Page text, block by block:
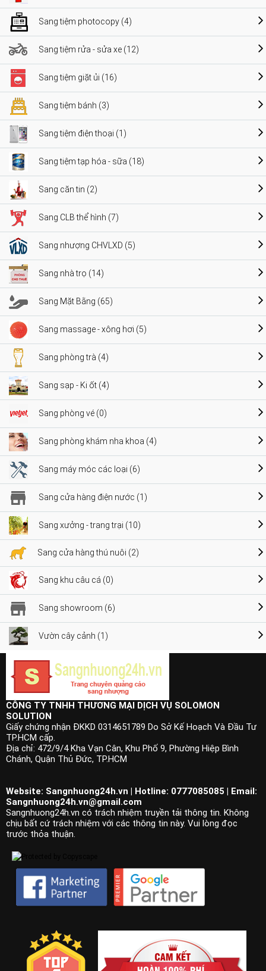
Sang tiệm photocopy (4)
Sang tiệm rửa - sửa xe (12)
Sang tiệm giặt ủi (16)
Sang tiệm bánh (3)
Sang tiệm điện thoại (1)
Sang tiệm tạp hóa - sữa (18)
Sang căn tin (2)
Sang CLB thể hình (7)
Sang nhượng CHVLXD (5)
Sang nhà trọ (14)
Sang Mặt Bằng (65)
Sang massage - xông hơi (5)
Sang phòng trà (4)
Sang sạp - Ki ốt (4)
Sang phòng vé (0)
Sang phòng khám nha khoa (4)
Sang máy móc các loại (6)
Sang cửa hàng điện nước (1)
Sang xưởng - trang trại (10)
Sang cửa hàng thú nuôi (2)
Sang khu câu cá (0)
Sang showroom (6)
Vườn cây cảnh (1)
CÔNG TY TNHH THƯƠNG MẠI DỊCH VỤ SOLOMON
SOLUTION
Giấy chứng nhận ĐKKD 0314651789 Do Sở Kế Hoạch Và Đầu Tư
TP.HCM cấp.
Địa chỉ: 472/9/4 Kha Vạn Cân, Khu Phố 9, Phường Hiệp Bình
Chánh, Quận Thủ Đức, TP.HCM
Website: Sangnhuong24h.vn | Hotline: 0777085085 | Email:
Sangnhuong24h.vn@gmail.com
Sangnhuong24h.vn có trách nhiệm truyền tải thông tin. Không
chịu bất cứ trách nhiệm với các thông tin này. Vui lòng đọc
trước thỏa thuận.